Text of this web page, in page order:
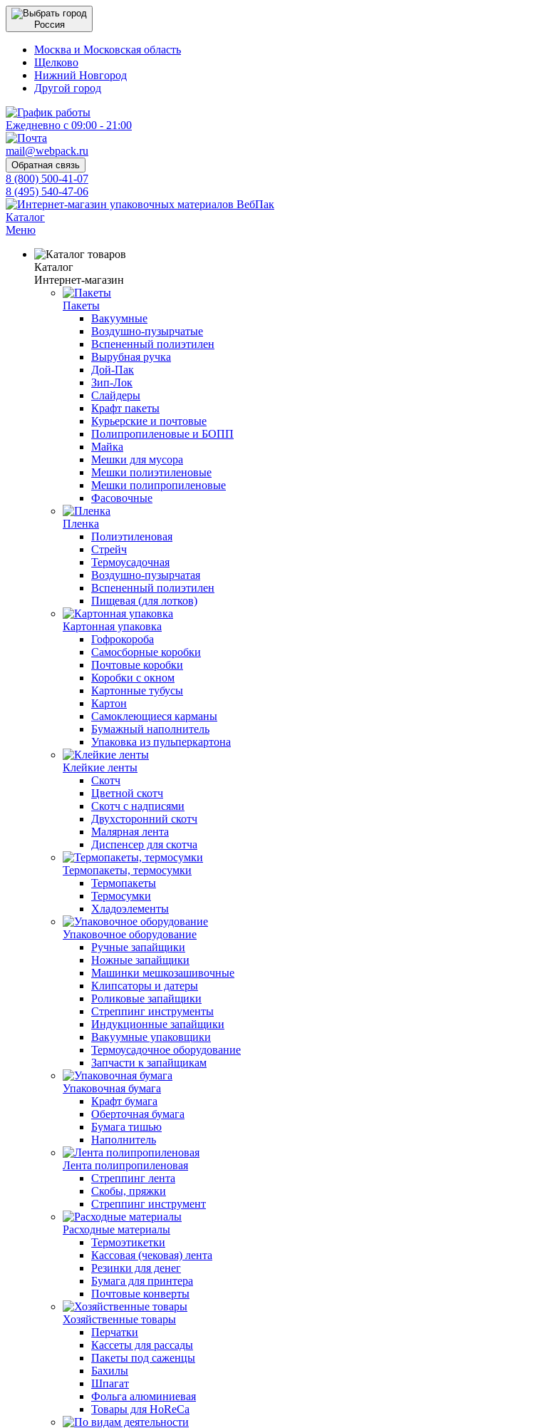
Россия
Москва и Московская область
Щелково
Нижний Новгород
Другой город
Ежедневно с 09:00 - 21:00
mail@webpack.ru
Обратная связь
8 (800) 500-41-07
8 (495) 540-47-06
Каталог
Меню
Каталог
Интернет-магазин
Пакеты
Вакуумные
Воздушно-пузырчатые
Вспененный полиэтилен
Вырубная ручка
Дой-Пак
Зип-Лок
Слайдеры
Крафт пакеты
Курьерские и почтовые
Полипропиленовые и БОПП
Майка
Мешки для мусора
Мешки полиэтиленовые
Мешки полипропиленовые
Фасовочные
Пленка
Полиэтиленовая
Стрейч
Термоусадочная
Воздушно-пузырчатая
Вспененный полиэтилен
Пищевая (для лотков)
Картонная упаковка
Гофрокороба
Самосборные коробки
Почтовые коробки
Коробки с окном
Картонные тубусы
Картон
Самоклеющиеся карманы
Бумажный наполнитель
Упаковка из пульперкартона
Клейкие ленты
Скотч
Цветной скотч
Скотч с надписями
Двухсторонний скотч
Малярная лента
Диспенсер для скотча
Термопакеты, термосумки
Термопакеты
Термосумки
Хладоэлементы
Упаковочное оборудование
Ручные запайщики
Ножные запайщики
Машинки мешкозашивочные
Клипсаторы и датеры
Роликовые запайщики
Стреппинг инструменты
Индукционные запайщики
Вакуумные упаковщики
Термоусадочное оборудование
Запчасти к запайщикам
Упаковочная бумага
Крафт бумага
Оберточная бумага
Бумага тишью
Наполнитель
Лента полипропиленовая
Стреппинг лента
Скобы, пряжки
Стреппинг инструмент
Расходные материалы
Термоэтикетки
Кассовая (чековая) лента
Резинки для денег
Бумага для принтера
Почтовые конверты
Хозяйственные товары
Перчатки
Кассеты для рассады
Пакеты под саженцы
Бахилы
Шпагат
Фольга алюминиевая
Товары для HoReCa